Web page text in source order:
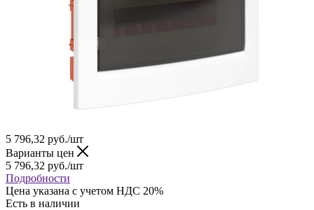
5 796,32 руб./шт
Варианты цен
5 796,32 руб./шт
Подробности
Цена указана с учетом НДС 20%
Есть в наличии